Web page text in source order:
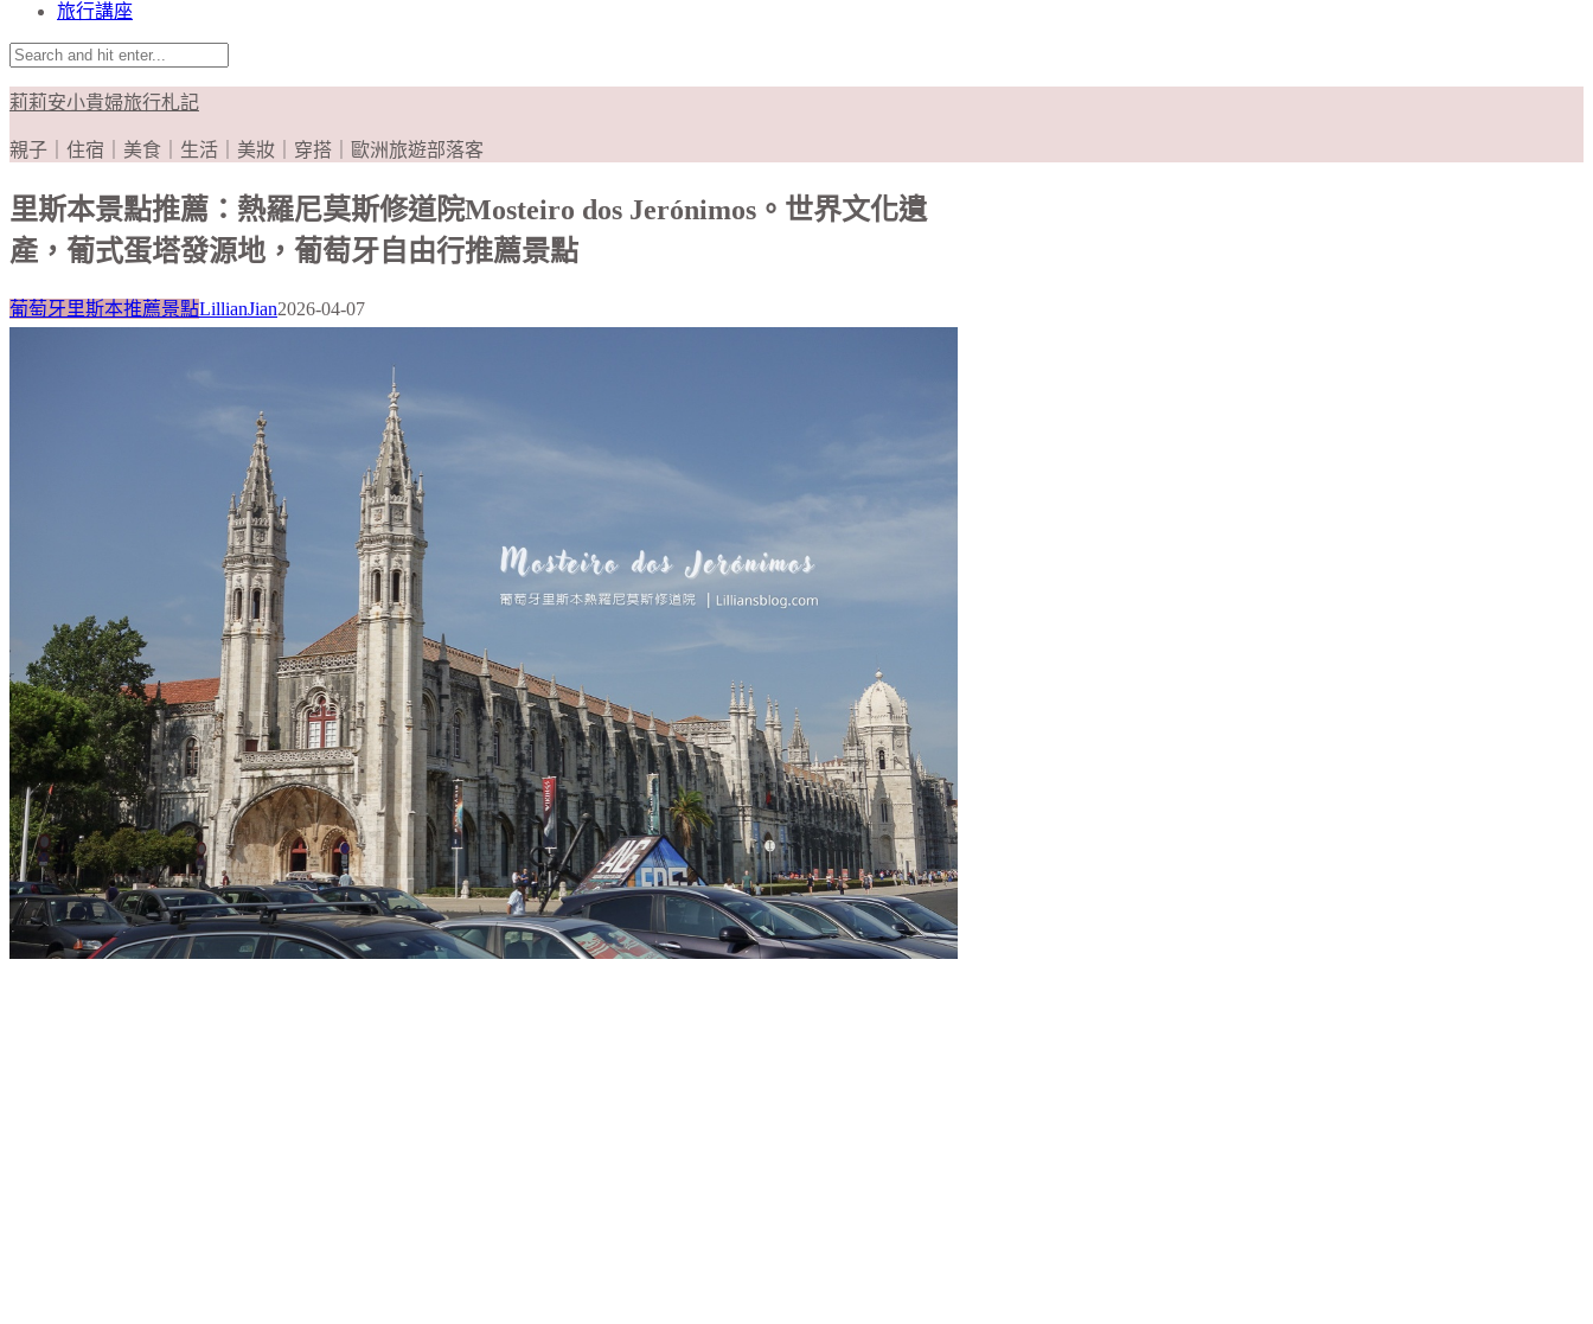
旅行講座
莉莉安小貴婦旅行札記
親子｜住宿｜美食｜生活｜美妝｜穿搭｜歐洲旅遊部落客
里斯本景點推薦：熱羅尼莫斯修道院Mosteiro dos Jerónimos。世界文化遺
產，葡式蛋塔發源地，葡萄牙自由行推薦景點
葡萄牙里斯本推薦景點LillianJian2026-04-07